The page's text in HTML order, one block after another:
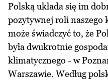
Polską układa się im
pozytywnej roli naszego
może świadczyć to, że
była dwukrotnie
klimatycznego - w
Warszawie. Według